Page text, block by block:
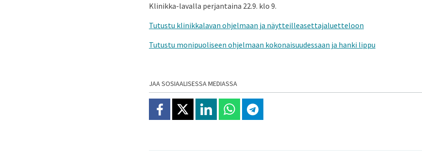
Klinikka-lavalla perjantaina 22.9. klo 9.
Tutustu klinikkalavan ohjelmaan ja näytteilleasettajaluetteloon
Tutustu monipuoliseen ohjelmaan kokonaisuudessaan ja hanki lippu
JAA SOSIAALISESSA MEDIASSA
Jaa Facebookissa
Jaa X:ssäJaa Linkedinissä
Jaa Whatsappissa
Jaa Telegramissa